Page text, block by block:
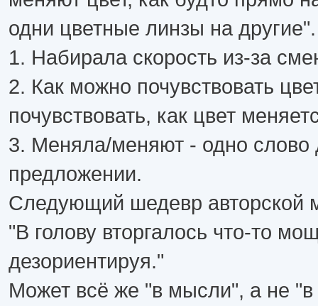
одни цветные линзы на другие".
1. Набирала скорость из-за
2. Как можно почувствовать
почувствовать, как цвет
3. Меняла/меняют - одно
предложении.
Следующий шедевр авторской
"В голову вторгалось что-то
дезориентируя."
Может всё же "в мысли", а не "в